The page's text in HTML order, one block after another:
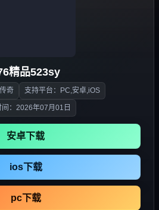
精品523sy
奇 支持平台：PC,安卓,iOS
间：2026年07月01日
安卓下载
ios下载
pc下载